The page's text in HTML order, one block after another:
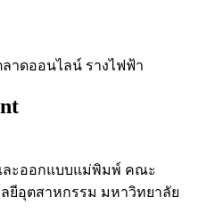
าดออนไลน์ รางไฟฟ้า
ละออกแบบแม่พิมพ์ คณะ
ยีอุตสาหกรรม มหาวิทยาลัย